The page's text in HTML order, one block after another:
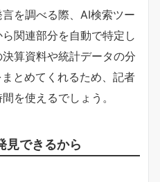
を調べる際、AI検索ツー
関連部分を自動で特定し
算資料や統計データの分
とめてくれるため、記者
を使えるでしょう。
見できるから